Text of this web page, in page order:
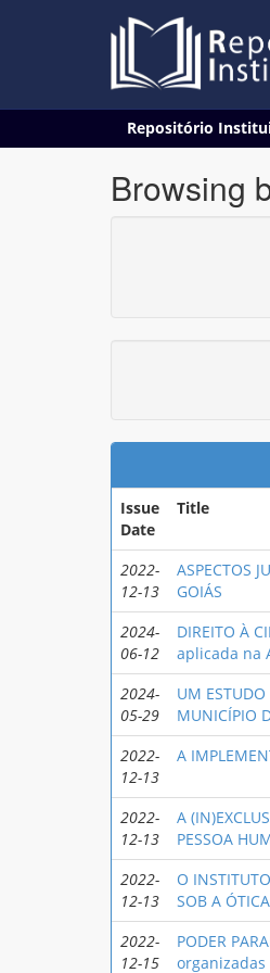
Repositório
Browsing
Issue
Date
Title
2022-
12-13
ASРECTOS
GOIÁS
2024-
06-12
DIREITO À
aplicada na
2024-
05-29
UM ESTUDO
MUNICÍPIO
2022-
12-13
A
2022-
12-13
A
PESSOA
2022-
12-13
O
SOB A
2022-
12-15
PODER
organizadas